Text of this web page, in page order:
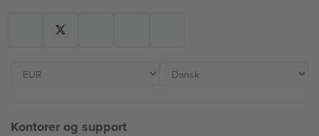
Kontorer og support